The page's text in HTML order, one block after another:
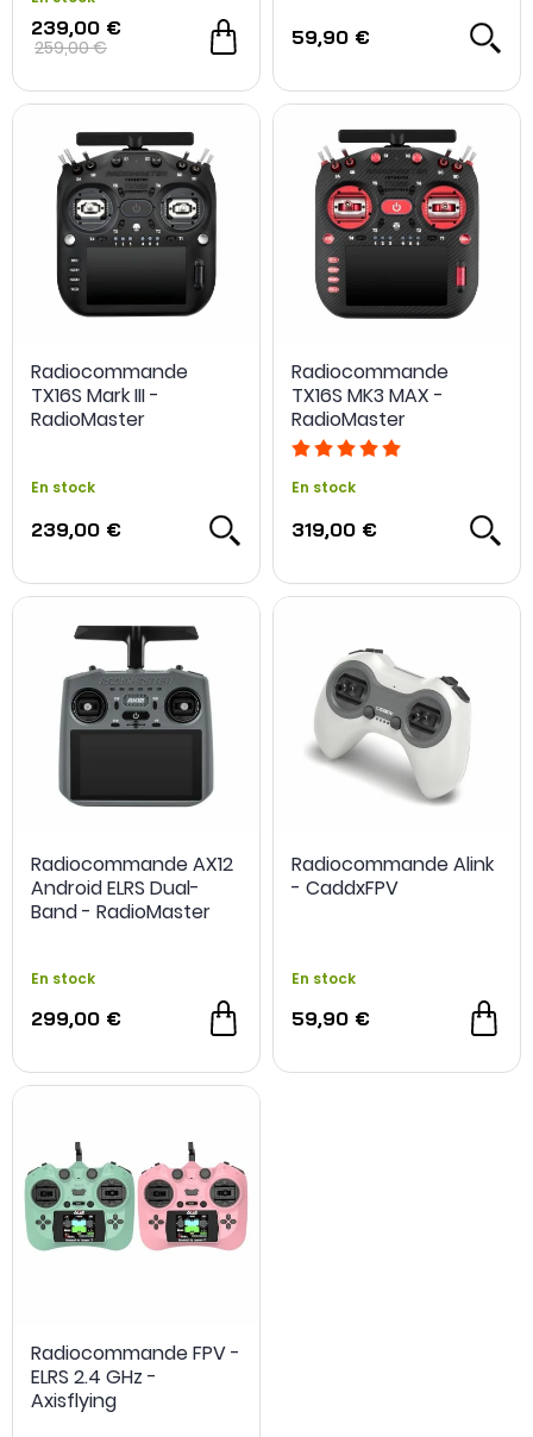
239,00 €
259,00 €
59,90 €
Radiocommande
TX16S Mark III -
RadioMaster
En stock
239,00 €
Radiocommande
TX16S MK3 MAX -
RadioMaster
En stock
319,00 €
Radiocommande AX12
Android ELRS Dual-
Band - RadioMaster
En stock
299,00 €
Radiocommande Alink
- CaddxFPV
En stock
59,90 €
Radiocommande FPV -
ELRS 2.4 GHz -
Axisflying